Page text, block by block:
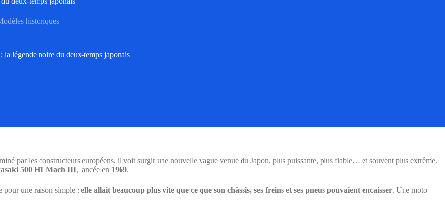
historiques
légende noire du deux-temps japonais
par les constructeurs européens, il voit surgir une nouvelle vague venue du Japon, plus puissante, plus fiable… et souvent plus extrême.
500 H1 Mach III, lancée en 1969.
pour une raison simple : elle allait beaucoup plus vite que ce que son châssis, ses freins et ses pneus pouvaient encaisser. Une moto